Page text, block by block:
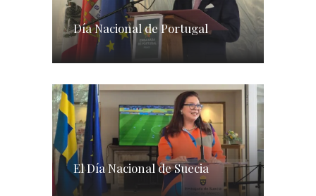
Día Nacional de Portugal
El Día Nacional de Suecia